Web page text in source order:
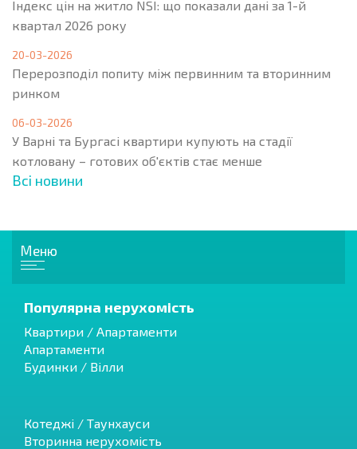
Індекс цін на житло NSI: що показали дані за 1-й
квартал 2026 року
20-03-2026
Перерозподіл попиту між первинним та вторинним
ринком
06-03-2026
У Варні та Бургасі квартири купують на стадії
котловану – готових об'єктів стає менше
Всі новини
Меню
Популярна нерухомість
Квартири / Апартаменти
Апартаменти
Будинки / Вілли
Котеджі / Таунхауси
Вторинна нерухомість